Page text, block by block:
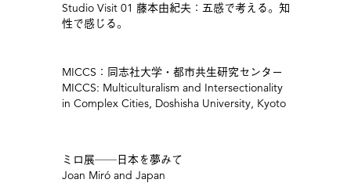
Studio Visit 01 藤本由紀夫：五感で考える。知
性で感じる。
MICCS：同志社大学・都市共生研究センター
MICCS: Multiculturalism and Intersectionality
in Complex Cities, Doshisha University, Kyoto
ミロ展──日本を夢みて
Joan Miró and Japan